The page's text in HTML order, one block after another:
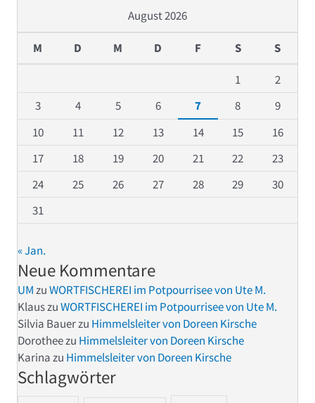
August 2026
M D M D F S S
1
2
3
4 5 6 7 8
9
10
11 12 13 14 15
16
17
18 19 20 21 22
23
24
25 26 27 28 29
30
31
« Jan.
Neue Kommentare
UMzuWORTFISCHEREI im Potpourrisee von Ute M.
KlauszuWORTFISCHEREI im Potpourrisee von Ute M.
Silvia Bauerzu Himmelsleiter von Doreen Kirsche
Dorotheezu Himmelsleiter von Doreen Kirsche
Karinazu Himmelsleiter von Doreen Kirsche
Schlagwörter